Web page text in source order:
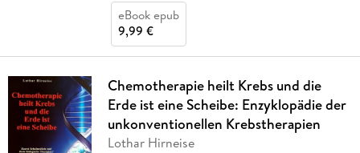
eBook epub
9,99 €
Chemotherapie heilt Krebs und die
Erde ist eine Scheibe: Enzyklopädie der
unkonventionellen Krebstherapien
Lothar Hirneise